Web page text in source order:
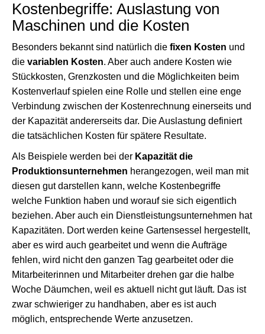
Kostenbegriffe: Auslastung von
Maschinen und die Kosten
Besonders bekannt sind natürlich die fixen Kosten und
die variablen Kosten. Aber auch andere Kosten wie
Stückkosten, Grenzkosten und die Möglichkeiten beim
Kostenverlauf spielen eine Rolle und stellen eine enge
Verbindung zwischen der Kostenrechnung einerseits und
der Kapazität andererseits dar. Die Auslastung definiert
die tatsächlichen Kosten für spätere Resultate.
Als Beispiele werden bei der Kapazität die
Produktionsunternehmen herangezogen, weil man mit
diesen gut darstellen kann, welche Kostenbegriffe
welche Funktion haben und worauf sie sich eigentlich
beziehen. Aber auch ein Dienstleistungsunternehmen hat
Kapazitäten. Dort werden keine Gartensessel hergestellt,
aber es wird auch gearbeitet und wenn die Aufträge
fehlen, wird nicht den ganzen Tag gearbeitet oder die
Mitarbeiterinnen und Mitarbeiter drehen gar die halbe
Woche Däumchen, weil es aktuell nicht gut läuft. Das ist
zwar schwieriger zu handhaben, aber es ist auch
möglich, entsprechende Werte anzusetzen.